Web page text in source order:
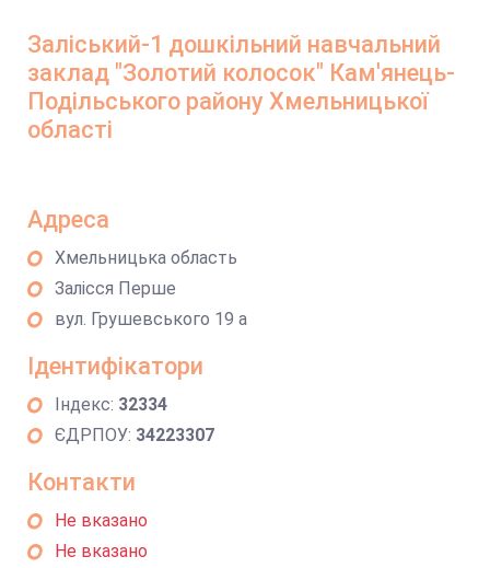
Заліський-1 дошкільний навчальний
заклад "Золотий колосок" Кам'янець-
Подільського району Хмельницької
області
Адреса
Хмельницька область
Залісся Перше
вул. Грушевського 19 а
Ідентифікатори
Індекс: 32334
ЄДРПОУ: 34223307
Контакти
Не вказано
Не вказано